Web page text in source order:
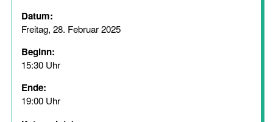
Datum:
Freitag, 28. Februar 2025
Beginn:
15:30 Uhr
Ende:
19:00 Uhr